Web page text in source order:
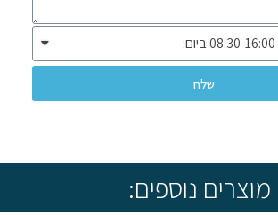
שלח
מוצרים נוספים: